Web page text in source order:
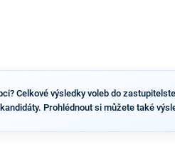
Celkové výsledky voleb do
Prohlédnout si můžete také